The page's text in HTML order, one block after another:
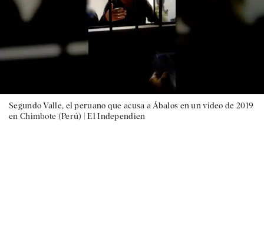
Segundo Valle, el peruano que acusa a Ábalos en un vídeo de 2019
en Chimbote (Perú) |El Independien